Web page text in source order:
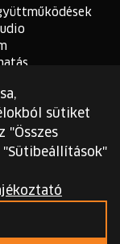
sütiket
"Összes
"Sütibeállítások"